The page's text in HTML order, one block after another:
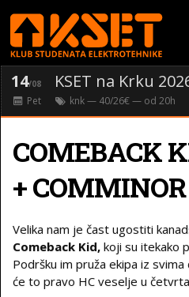
14/08 KSET na Krku
Pet knk— 40/26€ — od 20h
COMEBACK
+ COMMINOR
Velika nam je čast ugostiti
Comeback Kid, koji su itekako
Podršku im pruža ekipa iz
će to pravo HC veselje u